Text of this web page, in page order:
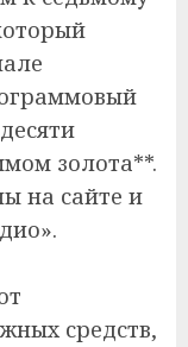
золота**.
на сайте и
средств,